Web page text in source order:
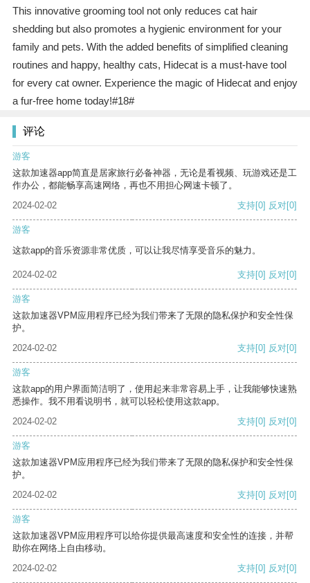
This innovative grooming tool not only reduces cat hair
shedding but also promotes a hygienic environment for your
family and pets. With the added benefits of simplified cleaning
routines and happy, healthy cats, Hidecat is a must-have tool
for every cat owner. Experience the magic of Hidecat and enjoy
a fur-free home today!#18#
评论
游客
这款加速器app简直是居家旅行必备神器，无论是看视频、玩游戏还是工
作办公，都能畅享高速网络，再也不用担心网速卡顿了。
2024-02-02
支持[0] 反对[0]
游客
这款app的音乐资源非常优质，可以让我尽情享受音乐的魅力。
2024-02-02 支持[0] 反对[0]
游客
这款加速器VPM应用程序已经为我们带来了无限的隐私保护和安全性保
护。
2024-02-02
支持[0] 反对[0]
游客
这款app的用户界面简洁明了，使用起来非常容易上手，让我能够快速熟
悉操作。我不用看说明书，就可以轻松使用这款app。
2024-02-02
支持[0] 反对[0]
游客
这款加速器VPM应用程序已经为我们带来了无限的隐私保护和安全性保
护。
2024-02-02
支持[0] 反对[0]
游客
这款加速器VPM应用程序可以给你提供最高速度和安全性的连接，并帮
助你在网络上自由移动。
2024-02-02
支持[0] 反对[0]